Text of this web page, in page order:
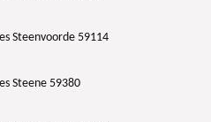
Steenvoorde 59114
Steene 59380